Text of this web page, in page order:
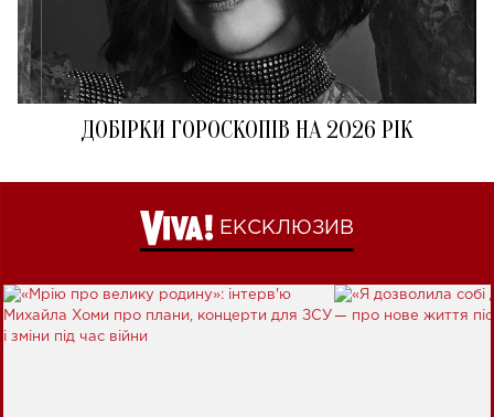
ДОБІРКИ ГОРОСКОПІВ НА 2026 РІК
ЕКСКЛЮЗИВ